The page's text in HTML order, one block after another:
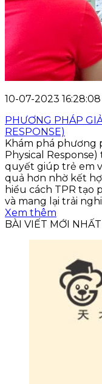
10-07-2023 16:28:08
PHƯƠNG PHÁP
RESPONSE)
Khám phá phương
Physical
quyết giúp trẻ em
quả hơn nhờ kết
hiểu cách TPR tạo
và mang lại trải
Xem thêm
BÀI VIẾT MỚI NHẤT